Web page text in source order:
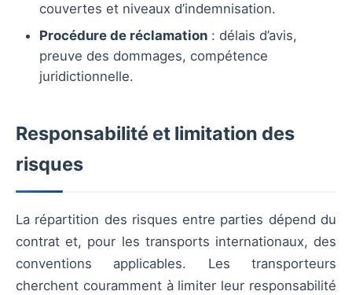
couvertes et niveaux d’indemnisation.
Procédure de réclamation : délais d’avis,
preuve des dommages, compétence
juridictionnelle.
Responsabilité et limitation des
risques
La répartition des risques entre parties dépend du
contrat et, pour les transports internationaux, des
conventions applicables. Les transporteurs
cherchent couramment à limiter leur responsabilité